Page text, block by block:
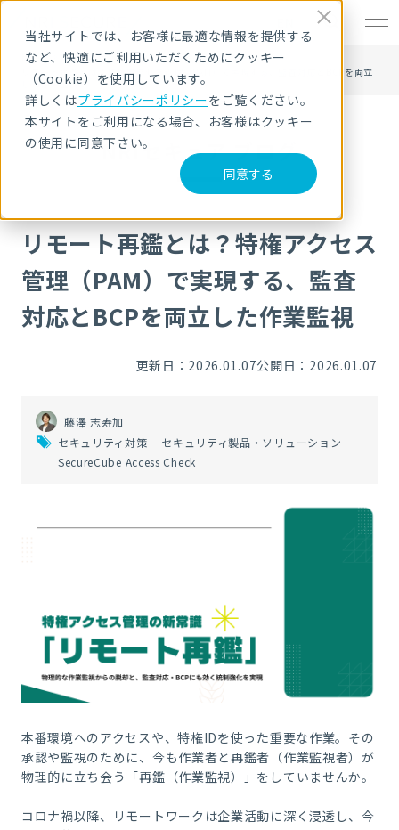
当社サイトでは、お客様に最適な情報を提供する
など、快適にご利用いただくためにクッキー
（Cookie）を使用しています。
詳しくはプライバシーポリシーをご覧ください。
本サイトをご利用になる場合、お客様はクッキー
の使用に同意下さい。
同意する
HOME
NRIセキュア ブログ
リモート再鑑とは？特権アクセス管理（PAM）で実現する、監査対応とBCPを両立
した作業監視
NRIセキュア ブログ
リモート再鑑とは？特権アクセス
管理（PAM）で実現する、監査
対応とBCPを両立した作業監視
更新日：2026.01.07公開日：2026.01.07
藤澤 志寿加
セキュリティ対策
セキュリティ製品・ソリューション
SecureCube Access Check
本番環境へのアクセスや、特権IDを使った重要な作業。その
承認や監視のために、今も作業者と再鑑者（作業監視者）が
物理的に立ち会う「再鑑（作業監視）」をしていませんか。
コロナ禍以降、リモートワークは企業活動に深く浸透し、今